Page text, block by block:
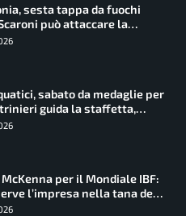
sesta tappa da fuochi
può attaccare la
sabato da medaglie per
guida la staffetta,
l’oro dalle grandi altezze
per il Mondiale IBF:
l’impresa nella tana del